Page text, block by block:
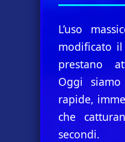
L’uso
modificato
prestano
Oggi
rapide,
che
secondi.